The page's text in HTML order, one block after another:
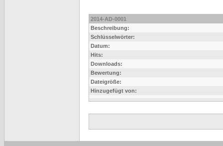
2014-AD-0001
Beschreibung:
Schlüsselwörter:
Datum:
Hits:
Downloads:
Bewertung:
Dateigröße:
Hinzugefügt von: